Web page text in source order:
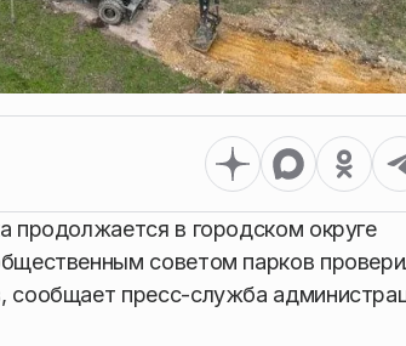
продолжается в городском округе
советом парков
сообщает пресс-служба